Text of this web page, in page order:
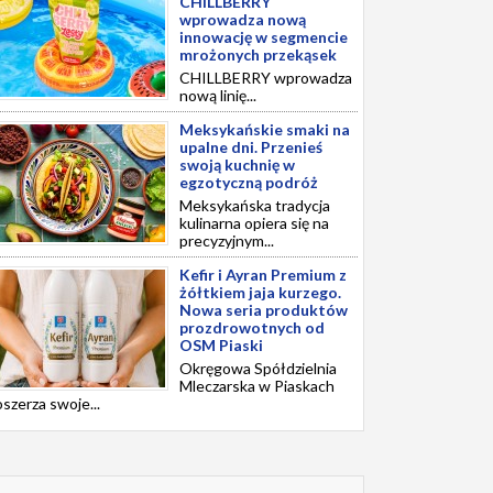
wprowadza nową
innowację w segmencie
mrożonych przekąsek
CHILLBERRY wprowadza
nową linię...
Meksykańskie smaki na
upalne dni. Przenieś
swoją kuchnię w
egzotyczną podróż
Meksykańska tradycja
kulinarna opiera się na
precyzyjnym...
Kefir i Ayran Premium z
żółtkiem jaja kurzego.
Nowa seria produktów
prozdrowotnych od
OSM Piaski
Okręgowa Spółdzielnia
Mleczarska w Piaskach
swoje...